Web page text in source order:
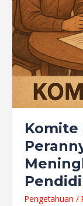
Komite
Pengetahuan /